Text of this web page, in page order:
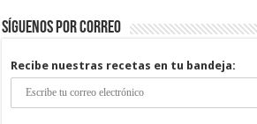
Síguenos por correo
Recibe nuestras recetas en tu bandeja: